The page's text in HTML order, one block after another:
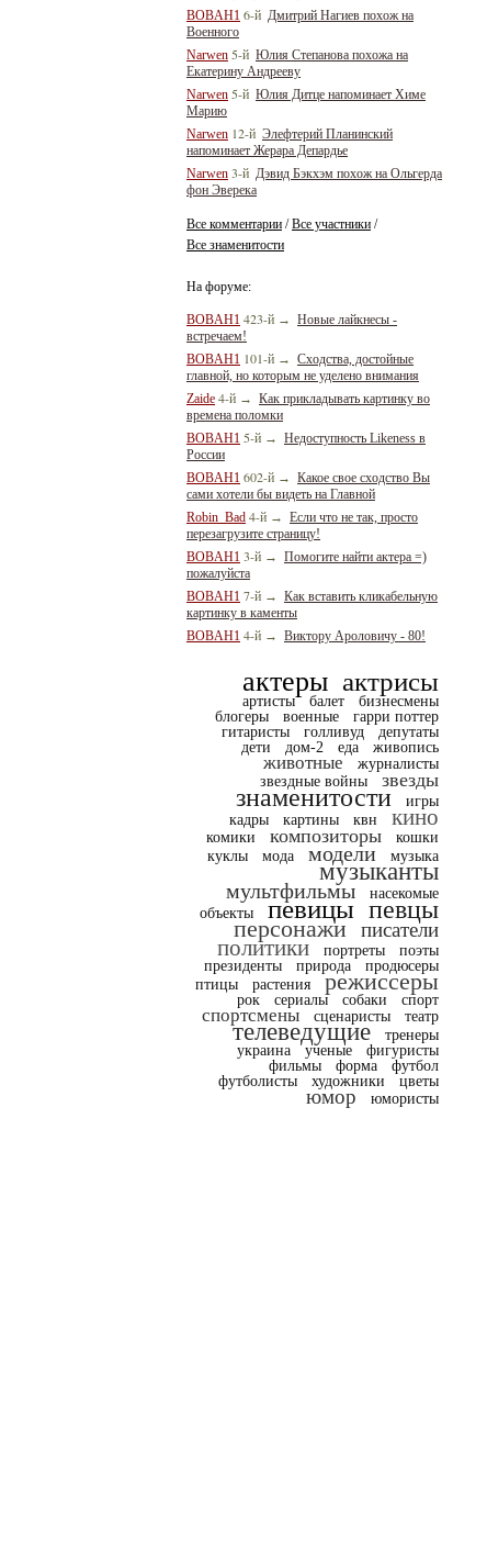
BOBAH1 6-й Дмитрий Нагиев похож на
Военного
Narwen 5-й Юлия Степанова похожа на
Екатерину Андрееву
Narwen 5-й Юлия Дитце напоминает Химе
Марию
Narwen 12-й Элефтерий Планинский
напоминает Жерара Депардье
Narwen 3-й Дэвид Бэкхэм похож на Ольгерда
фон Эверека
Все комментарии /Все участники /
Все знаменитости
На форуме:
BOBAH1 423-й → Новые лайкнесы -
встречаем!
BOBAH1 101-й → Сходства, достойные
главной, но которым не уделено внимания
Zaide 4-й → Как прикладывать картинку во
времена поломки
BOBAH1 5-й → Недоступность Likeness в
России
BOBAH1 602-й → Какое свое сходство Вы
сами хотели бы видеть на Главной
Robin_Bad 4-й → Если что не так, просто
перезагрузите страницу!
BOBAH1 3-й → Помогите найти актера =)
пожалуйста
BOBAH1 7-й → Как вставить кликабельную
картинку в каменты
BOBAH1 4-й → Виктору Ароловичу - 80!
актеры актрисы
артисты балет
бизнесмены
блогеры
военные
гарри поттер
гитаристы
голливуд
депутаты
дети
дом-2 еда живопись
животные
журналисты
звездные войны
звезды
знаменитости
игры
кадры
картины квн кино
комики композиторы
кошки
куклы
мода модели музыка
музыканты
мультфильмы
насекомые
объекты
певицы певцы
персонажи писатели
политики портреты
поэты
президенты
природа
продюсеры
птицы
растения режиссеры
рок сериалы собаки спорт
спортсмены сценаристы театр
телеведущие
тренеры
украина
ученые
фигуристы
фильмы
форма
футбол
футболисты
художники цветы
юмор юмористы